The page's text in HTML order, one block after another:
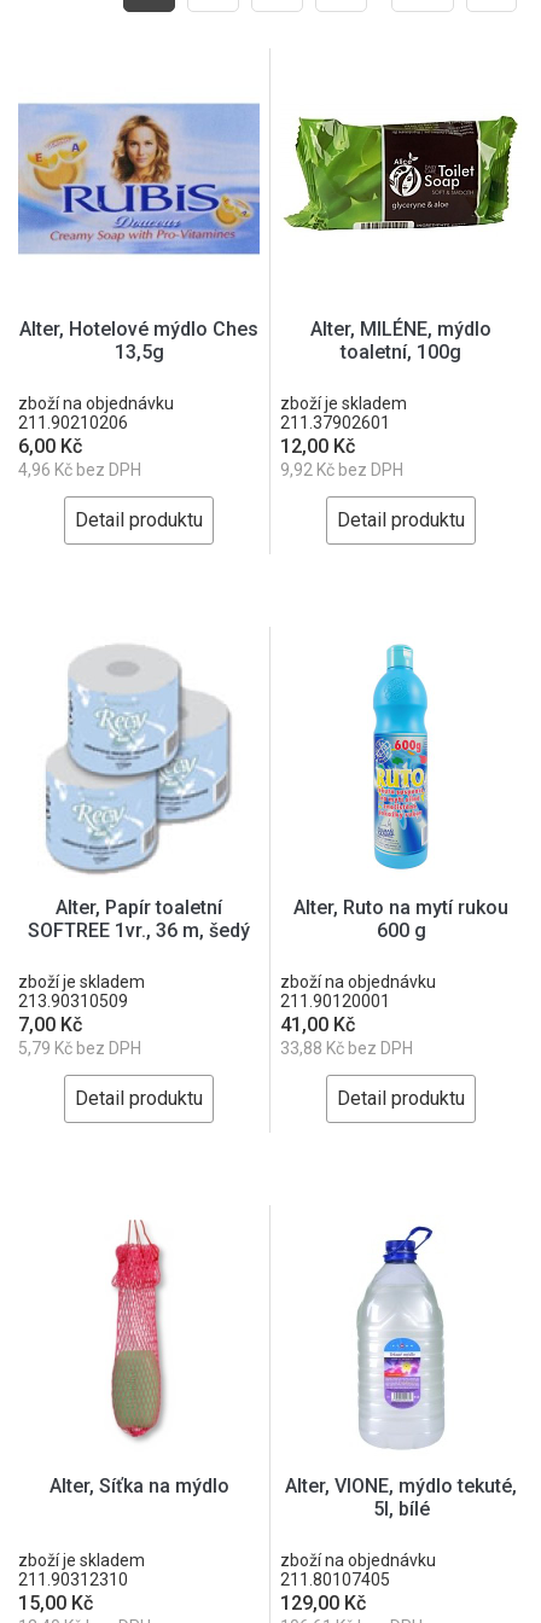
Alter, Hotelové mýdlo Ches
13,5g
zboží na objednávku
211.90210206
6,00 Kč
4,96 Kč bez DPH
Detail produktu
Alter, MILÉNE, mýdlo
toaletní, 100g
zboží je skladem
211.37902601
12,00 Kč
9,92 Kč bez DPH
Detail produktu
Alter, Papír toaletní
SOFTREE 1vr., 36 m, šedý
zboží je skladem
213.90310509
7,00 Kč
5,79 Kč bez DPH
Detail produktu
Alter, Ruto na mytí rukou
600 g
zboží na objednávku
211.90120001
41,00 Kč
33,88 Kč bez DPH
Detail produktu
Alter, Síťka na mýdlo
zboží je skladem
211.90312310
15,00 Kč
Alter, VIONE, mýdlo tekuté,
5l, bílé
zboží na objednávku
211.80107405
129,00 Kč